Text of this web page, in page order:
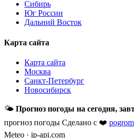
Сибирь
Юг России
Дальний Восток
Карта сайта
Карта сайта
Москва
Санкт-Петербург
Новосибирск
🌤 Прогноз погоды на сегодня,
прогноз погоды Сделано с ❤️
Meteo · ip-api.com